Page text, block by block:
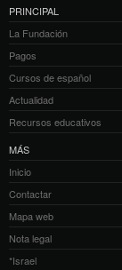
PRINCIPAL
La Fundación
Pagos
Cursos de español
Actualidad
Recursos educativos
MÁS
Inicio
Contactar
Mapa web
Nota legal
*Israel